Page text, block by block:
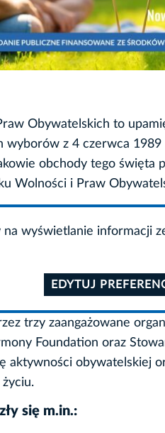
Obywatelskich to
wyborów z 4 czerwca
obchody tego święta
Wolności i Praw
wyświetlanie informacji
EDYTUJ
trzy zaangażowane
Foundation oraz
aktywności obywatelskiej
się m.in.: